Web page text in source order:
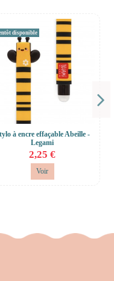
disponible
à encre effaçable Abeille -
Legami
2,25 €
Voir